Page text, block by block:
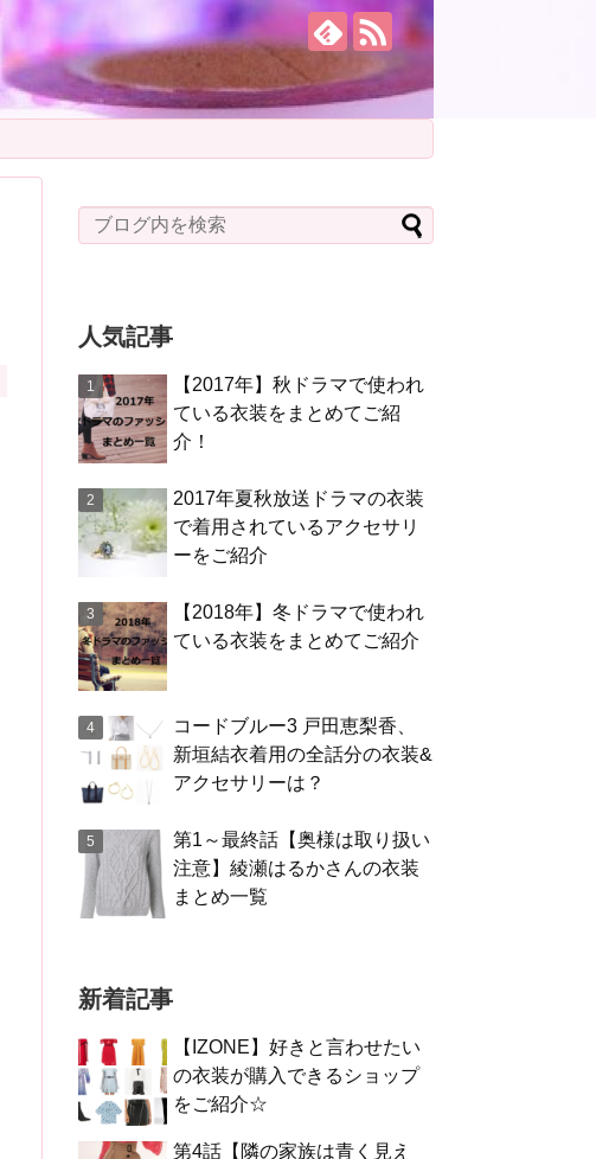
人気記事
【2017年】秋ドラマで使われ
ている衣装をまとめてご紹
介！
2017年夏秋放送ドラマの衣装
で着用されているアクセサリ
ーをご紹介
【2018年】冬ドラマで使われ
ている衣装をまとめてご紹介
コードブルー3 戸田恵梨香、
新垣結衣着用の全話分の衣装&
アクセサリーは？
第1～最終話【奥様は取り扱い
注意】綾瀬はるかさんの衣装
まとめ一覧
新着記事
【IZONE】好きと言わせたい
の衣装が購入できるショップ
をご紹介☆
第4話【隣の家族は青く見え